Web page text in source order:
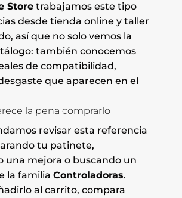
Storetrabajamos este tipo
desde tienda online y taller
así que no solo vemos la
también conocemos
de compatibilidad,
que aparecen en el
la pena comprarlo
revisar esta referencia
tu patinete,
una mejora o buscando un
la familia Controladoras.
al carrito, compara